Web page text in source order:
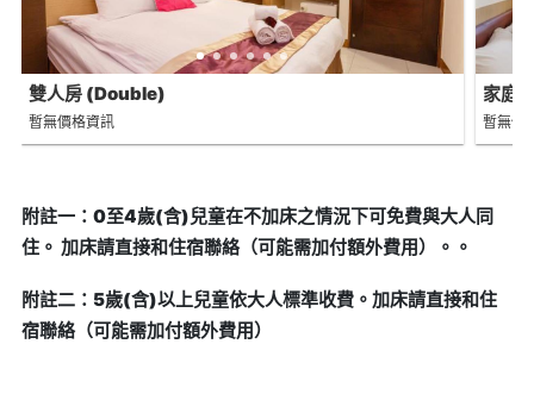
雙人房 (Double)
暫無價格資訊
家庭
暫無價
附註一：0至4歲(含)兒童在不加床之情況下可免費與大人同
住。 加床請直接和住宿聯絡（可能需加付額外費用）。。
附註二：5歲(含)以上兒童依大人標準收費。加床請直接和住
宿聯絡（可能需加付額外費用）